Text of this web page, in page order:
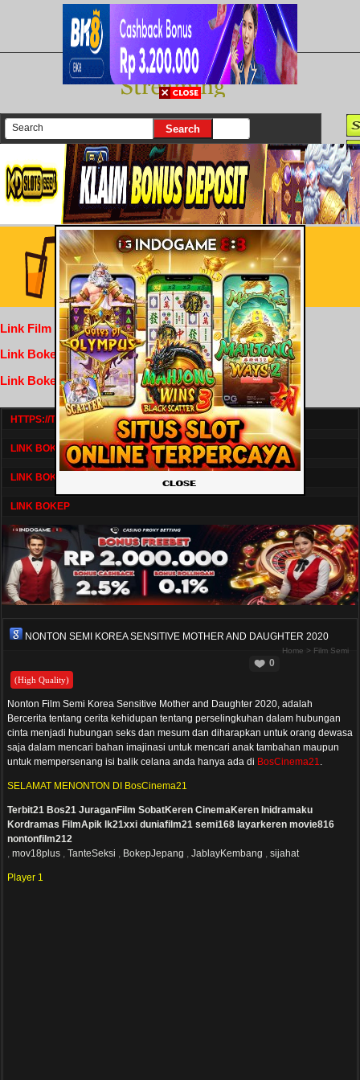
There are currently 25645 movies on our website
Login
Link Film Dewasa
Link Bokep Indofilm
Link Bokep FilmNikmat
HTTPS://TV1.BOSKU21.CAM/
LINK BOKEP DRAMASERIAL
LINK BOKEP
LINK BOKEP
NONTON SEMI KOREA SENSITIVE MOTHER AND DAUGHTER 2020
Home > Film Semi
0
(High Quality)
Nonton Film Semi Korea Sensitive Mother and Daughter 2020, adalah
Bercerita tentang cerita kehidupan tentang perselingkuhan dalam hubungan
cinta menjadi hubungan seks dan mesum dan diharapkan untuk orang dewasa
saja dalam mencari bahan imajinasi untuk mencari anak tambahan maupun
untuk mempersenang isi balik celana anda hanya ada di BosCinema21.
SELAMAT MENONTON DI BosCinema21
Terbit21 Bos21 JuraganFilm SobatKeren CinemaKeren Inidramaku
Kordramas FilmApik lk21xxi duniafilm21 semi168 layarkeren movie816
nontonfilm212
, mov18plus , TanteSeksi , BokepJepang , JablayKembang , sijahat
Player 1